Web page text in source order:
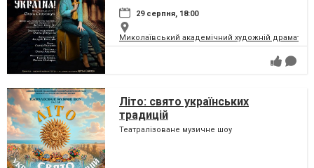
29 серпня, 18:00
Миколаївський академічний художній
Літо: свято українських
традицій
Театралізоване музичне шоу